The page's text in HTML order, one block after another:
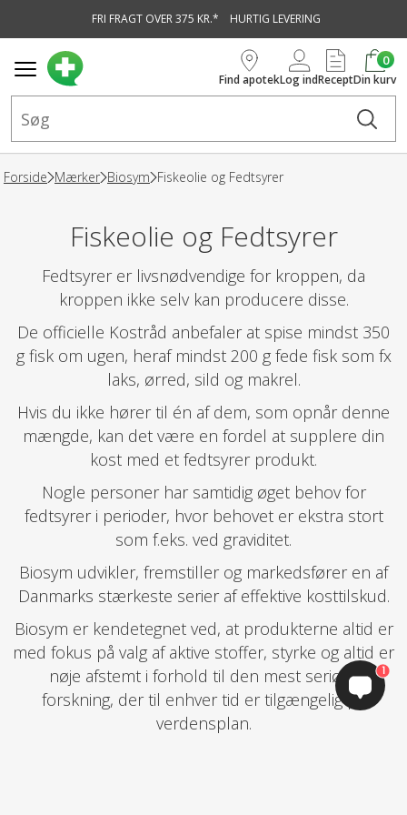
FRI FRAGT OVER 375 KR.* HURTIG LEVERING
Find apotekLog indRecept
0
Din kurv
Forside Mærker Biosym Fiskeolie og Fedtsyrer
Fiskeolie og Fedtsyrer
Fedtsyrer er livsnødvendige for kroppen, da
kroppen ikke selv kan producere disse.
De officielle Kostråd anbefaler at spise mindst 350
g fisk om ugen, heraf mindst 200 g fede fisk som fx
laks, ørred, sild og makrel.
Hvis du ikke hører til én af dem, som opnår denne
mængde, kan det være en fordel at supplere din
kost med et fedtsyrer produkt.
Nogle personer har samtidig øget behov for
fedtsyrer i perioder, hvor behovet er ekstra stort
som f.eks. ved graviditet.
Biosym udvikler, fremstiller og markedsfører en af
Danmarks stærkeste serier af effektive kosttilskud.
Biosym er kendetegnet ved, at produkterne altid er
med fokus på valg af aktive stoffer, styrke og altid er
nøje afstemt i forhold til den mest seriøse
forskning, der til enhver tid er tilgængelig på
verdensplan.
1